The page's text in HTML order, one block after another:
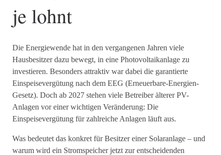
je lohnt
Die Energiewende hat in den vergangenen Jahren viele
Hausbesitzer dazu bewegt, in eine Photovoltaikanlage zu
investieren. Besonders attraktiv war dabei die garantierte
Einspeisevergütung nach dem EEG (Erneuerbare-Energien-
Gesetz). Doch ab 2027 stehen viele Betreiber älterer PV-
Anlagen vor einer wichtigen Veränderung: Die
Einspeisevergütung für zahlreiche Anlagen läuft aus.
Was bedeutet das konkret für Besitzer einer Solaranlage – und
warum wird ein Stromspeicher jetzt zur entscheidenden